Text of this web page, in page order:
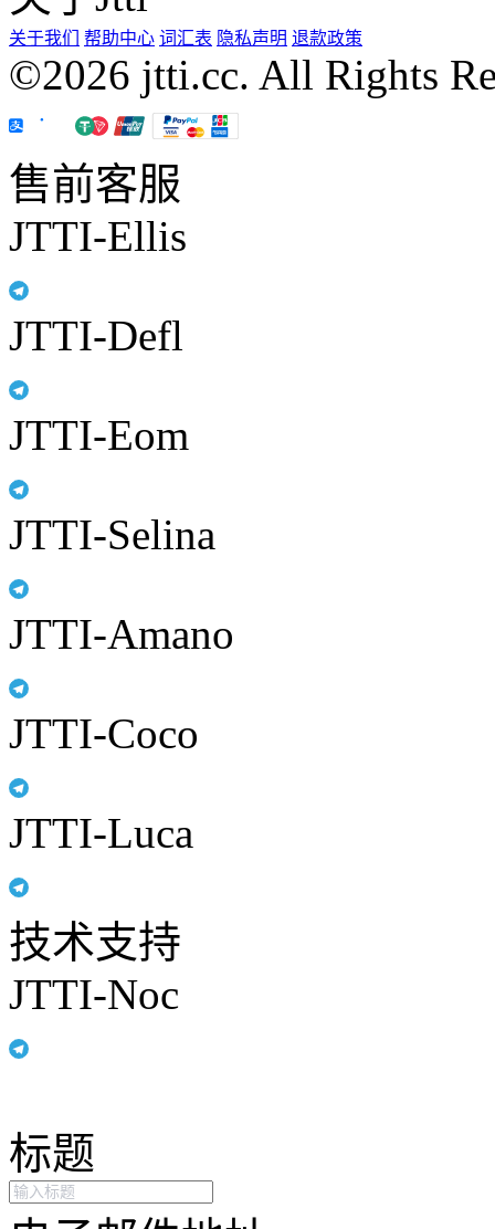
关于我们 帮助中心 词汇表 隐私声明 退款政策
©2026 jtti.cc. All Rights
售前客服
JTTI-Ellis
JTTI-Defl
JTTI-Eom
JTTI-Selina
JTTI-Amano
JTTI-Coco
JTTI-Luca
技术支持
JTTI-Noc
标题